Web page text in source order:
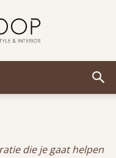
die je gaat helpen